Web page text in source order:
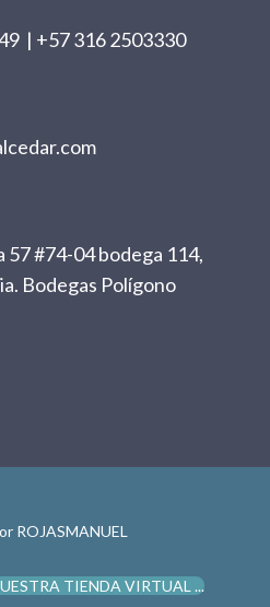
| +57 316 2503330
57 #74-04 bodega 114,
Bodegas Polígono
ROJASMANUEL
TIENDA VIRTUAL ...